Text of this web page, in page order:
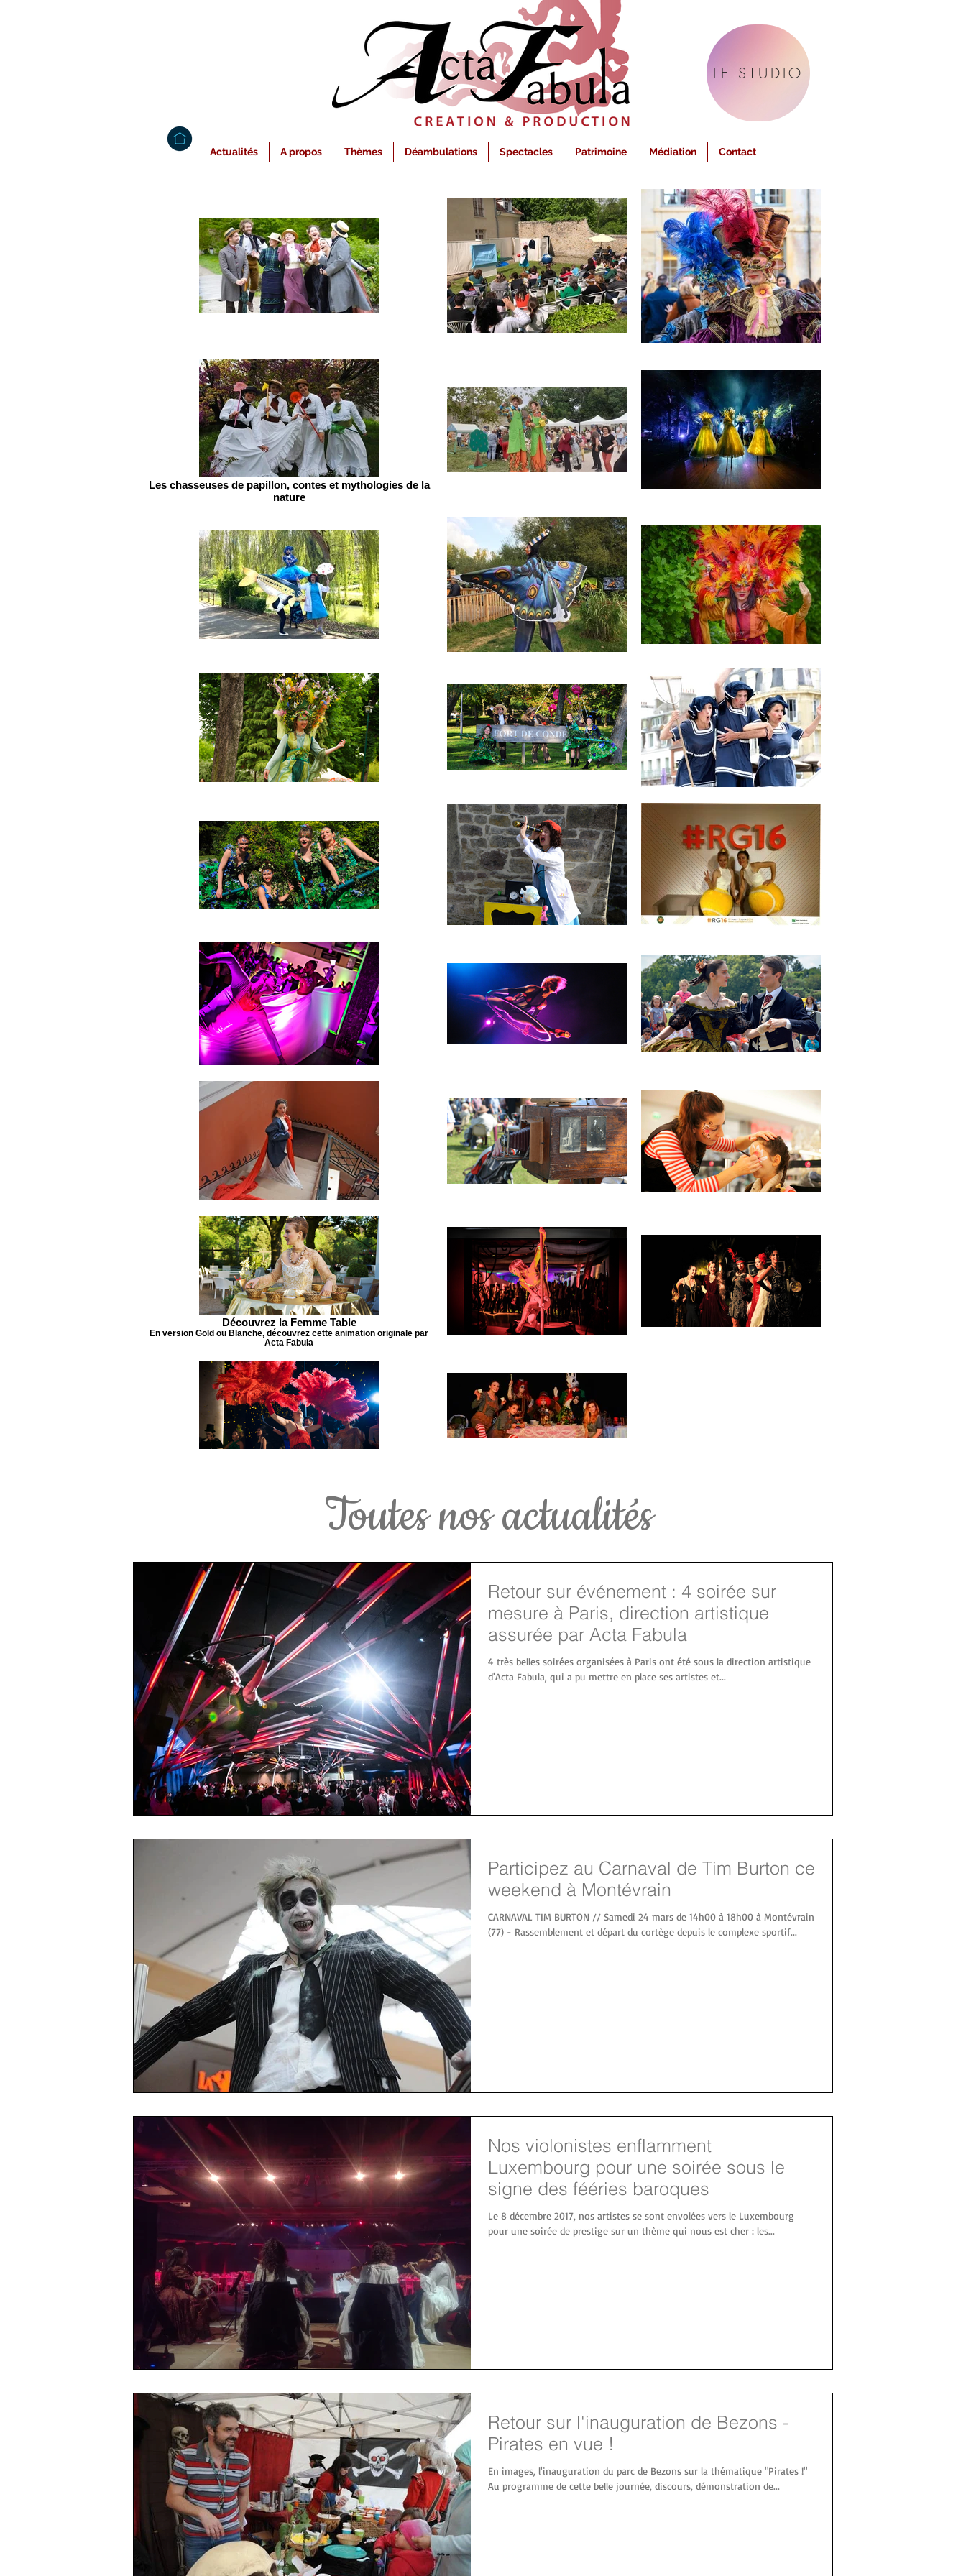
Actualités A propos Thèmes Déambulations Spectacles Patrimoine Médiation Contact
LE STUDIO
La Soirée Tim Burton Fantaisy
Les chasseuses de papillon, contes et mythologies de la
nature
Découvrez la Femme Table
En version Gold ou Blanche, découvrez cette animation originale par
Acta Fabula
Toutes nos actualités
Retour sur événement : 4 soirée sur
mesure à Paris, direction artistique
assurée par Acta Fabula
4 très belles soirées organisées à Paris ont été sous la direction artistique
d'Acta Fabula, qui a pu mettre en place ses artistes et...
Participez au Carnaval de Tim Burton ce
weekend à Montévrain
CARNAVAL TIM BURTON // Samedi 24 mars de 14h00 à 18h00 à Montévrain
(77) - Rassemblement et départ du cortège depuis le complexe sportif...
Nos violonistes enflamment
Luxembourg pour une soirée sous le
signe des fééries baroques
Le 8 décembre 2017, nos artistes se sont envolées vers le Luxembourg
pour une soirée de prestige sur un thème qui nous est cher : les...
Retour sur l'inauguration de Bezons -
Pirates en vue !
En images, l'inauguration du parc de Bezons sur la thématique "Pirates !"
Au programme de cette belle journée, discours, démonstration de...